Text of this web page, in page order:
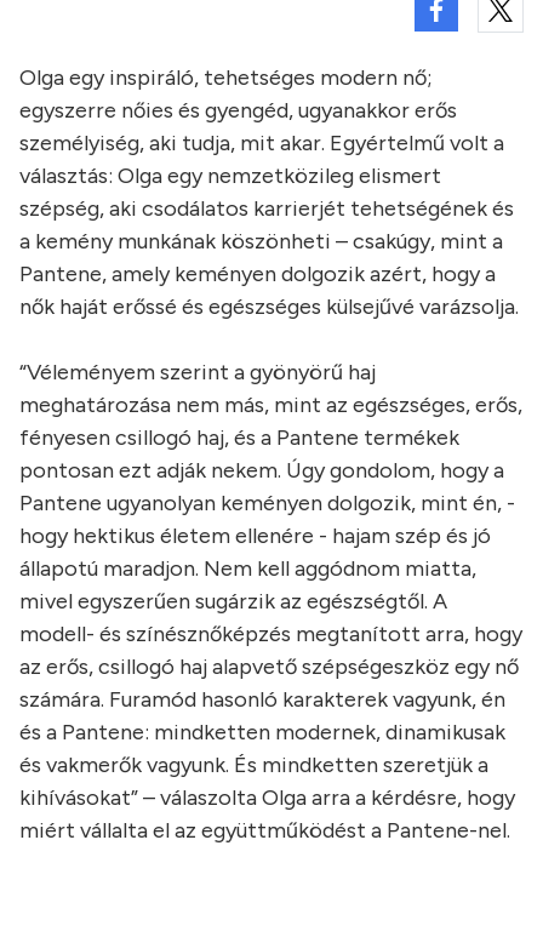
Olga egy inspiráló, tehetséges modern nő;
egyszerre nőies és gyengéd, ugyanakkor erős
személyiség, aki tudja, mit akar. Egyértelmű volt a
választás: Olga egy nemzetközileg elismert
szépség, aki csodálatos karrierjét tehetségének és
a kemény munkának köszönheti – csakúgy, mint a
Pantene, amely keményen dolgozik azért, hogy a
nők haját erőssé és egészséges külsejűvé varázsolja.
“Véleményem szerint a gyönyörű haj
meghatározása nem más, mint az egészséges, erős,
fényesen csillogó haj, és a Pantene termékek
pontosan ezt adják nekem. Úgy gondolom, hogy a
Pantene ugyanolyan keményen dolgozik, mint én, -
hogy hektikus életem ellenére - hajam szép és jó
állapotú maradjon. Nem kell aggódnom miatta,
mivel egyszerűen sugárzik az egészségtől. A
modell- és színésznőképzés megtanított arra, hogy
az erős, csillogó haj alapvető szépségeszköz egy nő
számára. Furamód hasonló karakterek vagyunk, én
és a Pantene: mindketten modernek, dinamikusak
és vakmerők vagyunk. És mindketten szeretjük a
kihívásokat” – válaszolta Olga arra a kérdésre, hogy
miért vállalta el az együttműködést a Pantene-nel.